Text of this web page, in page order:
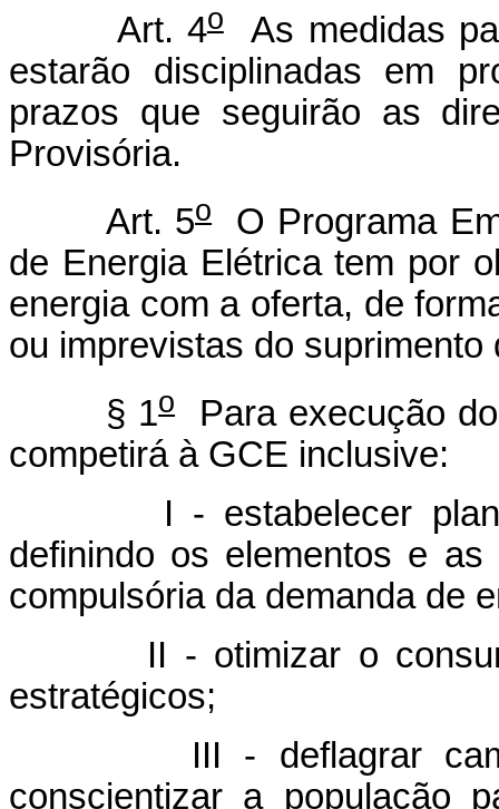
Art. 4oAs medidas
estarão disciplinadas em
prazos que seguirão as
Provisória.
Art. 5o
O Programa
de Energia Elétrica tem por
energia com a oferta, de
ou imprevistas do suprimento
§ 1oPara execução
competirá à GCE inclusive:
I - estabelecer plano
definindo os elementos e
compulsória da demanda de
II - otimizar o consumo
estratégicos;
III - deflagrar
conscientizar a população